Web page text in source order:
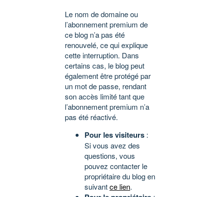
Le nom de domaine ou
l’abonnement premium de
ce blog n’a pas été
renouvelé, ce qui explique
cette interruption. Dans
certains cas, le blog peut
également être protégé par
un mot de passe, rendant
son accès limité tant que
l’abonnement premium n’a
pas été réactivé.
Pour les visiteurs :
Si vous avez des
questions, vous
pouvez contacter le
propriétaire du blog en
suivantce lien.